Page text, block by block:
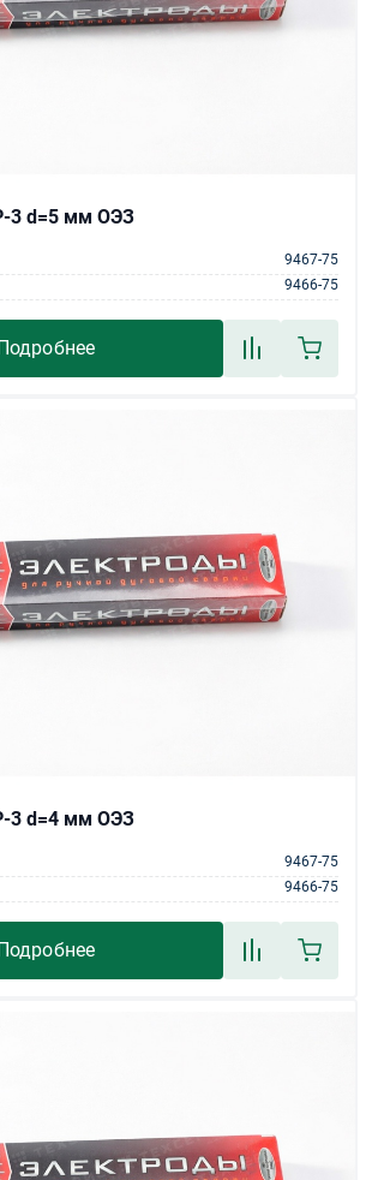
3 d=5 мм ОЭЗ
9467-75
9466-75
3 d=4 мм ОЭЗ
9467-75
9466-75